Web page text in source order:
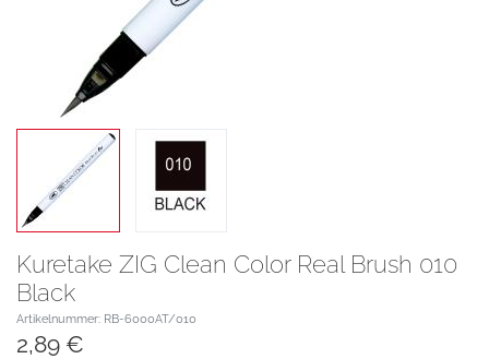
Kuretake ZIG Clean Color Real Brush 010
Black
Artikelnummer: RB-6000AT/010
2,89 €